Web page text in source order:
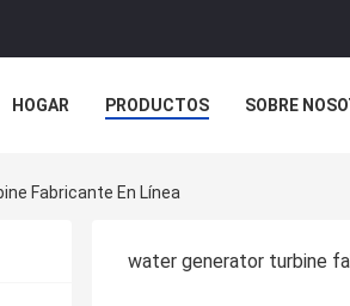
HOGAR PRODUCTOS SOBRE
Fabricante En Línea
water generator turbine